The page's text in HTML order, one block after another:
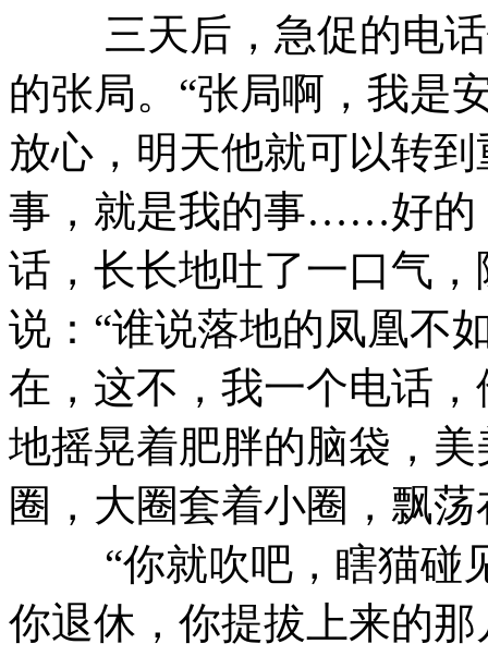
三天后，急促的电话
的张局。“张局啊，我是
放心，明天他就可以转
事，就是我的事……好的
话，长长地吐了一口气
说：“谁说落地的凤凰不
在，这不，我一个电话
地摇晃着肥胖的脑袋，
圈，大圈套着小圈，飘
“你就吹吧，瞎猫碰见
你退休，你提拔上来的